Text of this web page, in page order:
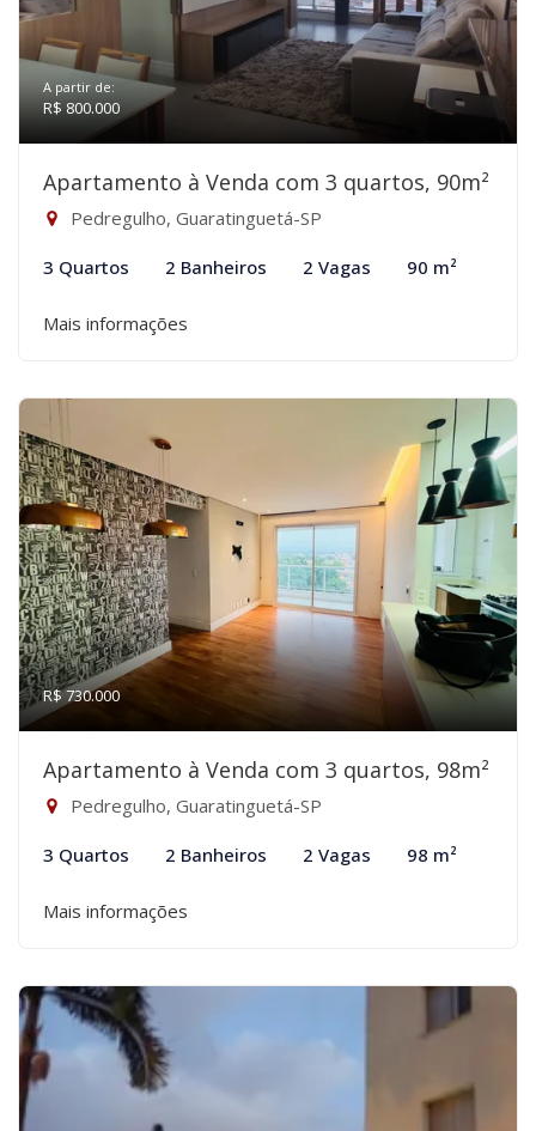
A partir de:
R$ 800.000
Apartamento à Venda com 3 quartos, 90m²
Pedregulho, Guaratinguetá-SP
3 Quartos 2 Banheiros 2 Vagas 90 m²
Mais informações
R$ 730.000
Apartamento à Venda com 3 quartos, 98m²
Pedregulho, Guaratinguetá-SP
3 Quartos 2 Banheiros 2 Vagas 98 m²
Mais informações